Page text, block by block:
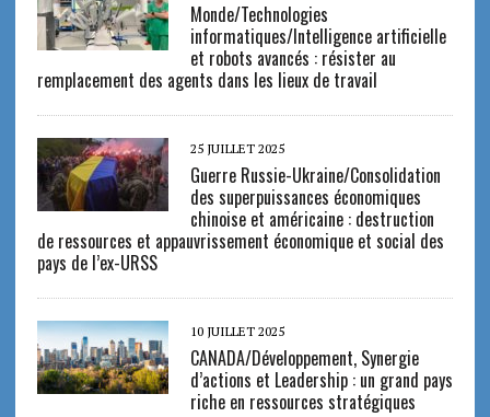
Monde/Technologies
informatiques/Intelligence artificielle
et robots avancés : résister au
remplacement des agents dans les lieux de travail
25 JUILLET 2025
Guerre Russie-Ukraine/Consolidation
des superpuissances économiques
chinoise et américaine : destruction
de ressources et appauvrissement économique et social des
pays de l’ex-URSS
10 JUILLET 2025
CANADA/Développement, Synergie
d’actions et Leadership : un grand pays
riche en ressources stratégiques